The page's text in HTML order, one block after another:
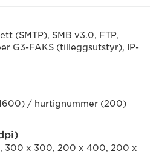
(SMTP), SMB v3.0, FTP,
G3-FAKS (tilleggsutstyr), IP-
/ hurtignummer (200)
300 x 300, 200 x 400, 200 x